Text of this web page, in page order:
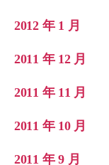
2012 年 1 月
2011 年 12 月
2011 年 11 月
2011 年 10 月
2011 年 9 月